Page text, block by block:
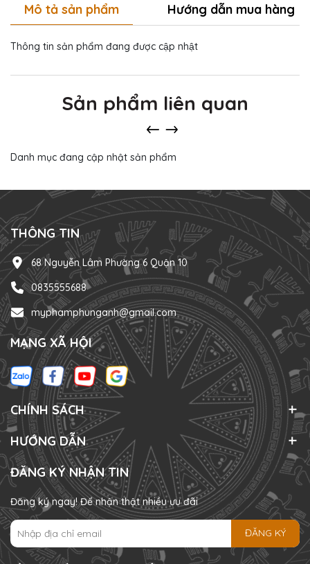
Mô tả sản phẩm Hướng dẫn mua hàng
Thông tin sản phẩm đang được cập nhật
Sản phẩm liên quan
Danh mục đang cập nhật sản phẩm
THÔNG TIN
68 Nguyễn Lâm Phường 6 Quận 10
0835555688
myphamphunganh@gmail.com
MẠNG XÃ HỘI
CHÍNH SÁCH
HƯỚNG DẪN
ĐĂNG KÝ NHẬN TIN
Đăng ký ngay! Để nhận thật nhiều ưu đãi
ĐĂNG KÝ